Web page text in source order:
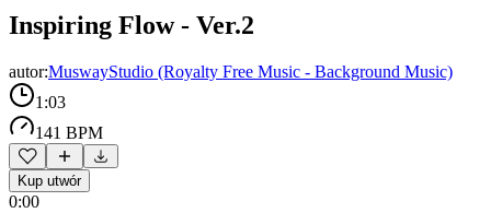
Inspiring Flow - Ver.2
autor:MuswayStudio (Royalty Free Music - Background Music)
1:03
141 BPM
Kup utwór
0:00